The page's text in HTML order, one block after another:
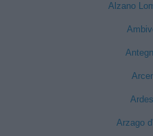
Alzano
Arzago